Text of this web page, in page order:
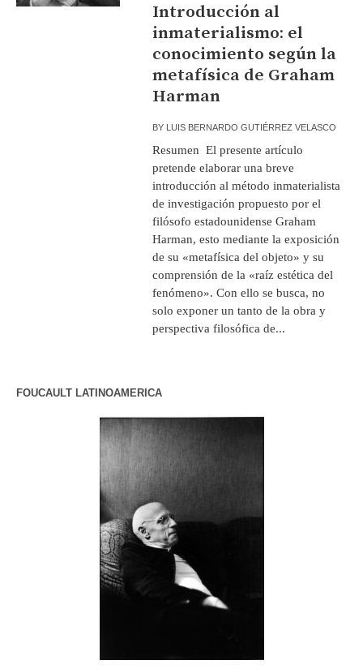
Introducción al
inmaterialismo: el
conocimiento según la
metafísica de Graham
Harman
BY LUIS BERNARDO GUTIÉRREZ VELASCO
Resumen El presente artículo
pretende elaborar una breve
introducción al método inmaterialista
de investigación propuesto por el
filósofo estadounidense Graham
Harman, esto mediante la exposición
de su «metafísica del objeto» y su
comprensión de la «raíz estética del
fenómeno». Con ello se busca, no
solo exponer un tanto de la obra y
perspectiva filosófica de...
FOUCAULT LATINOAMERICA